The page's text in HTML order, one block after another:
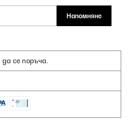
Напомняне
се поръча.